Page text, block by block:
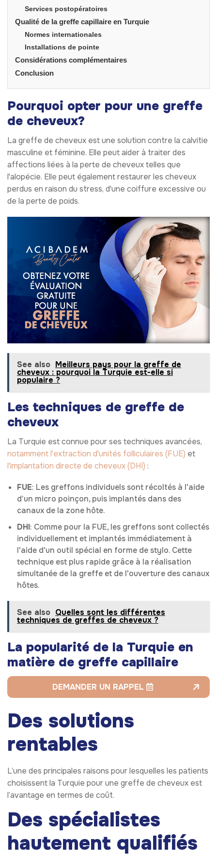
Services postopératoires
Qualité de la greffe capillaire en Turquie
Normes internationales
Installations de pointe
Considérations complémentaires
Conclusion
Pourquoi opter pour une greffe
de cheveux?
La greffe de cheveux est une solution contre la calvitie
masculine et féminine. Elle peut aider à traiter des
affections liées à la perte de cheveux telles que
l'alopécie. Elle peut également restaurer les cheveux
perdus en raison du stress, d'une coiffure excessive ou
de la perte de poids.
See also Meilleurs pays pour la greffe de
cheveux : pourquoi la Turquie est-elle si
populaire ?
Les techniques de greffe de
cheveux
La Turquie est connue pour ses techniques avancées,
notamment l'extraction d'unités folliculaires (FUE) et
l'implantation directe de cheveux (DHI) :
FUE: Les greffons individuels sont récoltés à l'aide
d’un micro poinçon, puis implantés dans des
canaux de la zone hôte.
DHI: Comme pour la FUE, les greffons sont collectés
individuellement et implantés immédiatement à
l'aide d'un outil spécial en forme de stylo. Cette
technique est plus rapide grâce à la réalisation
simultanée de la greffe et de l'ouverture des canaux
hôtes.
See also Quelles sont les différentes
techniques de greffes de cheveux ?
La popularité de la Turquie en
matière de greffe capillaire
DEMANDER UN RAPPEL
Des solutions
rentables
L’une des principales raisons pour lesquelles les patients
choisissent la Turquie pour une greffe de cheveux est
l’avantage en termes de coût.
Des spécialistes
hautement qualifiés